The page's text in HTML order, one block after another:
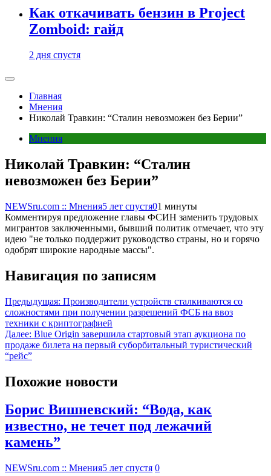
Как откачивать бензин в Project
Zomboid: гайд
2 дня спустя
Главная
Мнения
Николай Травкин: “Сталин невозможен без Берии”
Мнения
Николай Травкин: “Сталин
невозможен без Берии”
NEWSru.com :: Мнения5 лет спустя01 минуты
Комментируя предложение главы ФСИН заменить трудовых
мигрантов заключенными, бывший политик отмечает, что эту
идею "не только поддержит руководство страны, но и горячо
одобрят широкие народные массы".
Навигация по записям
Предыдущая: Производители устройств сталкиваются со
сложностями при получении разрешений ФСБ на ввоз
техники с криптографией
Далее: Blue Origin завершила стартовый этап аукциона по
продаже билета на первый суборбитальный туристический
“рейс”
Похожие новости
Борис Вишневский: “Вода, как
известно, не течет под лежачий
камень”
NEWSru.com :: Мнения5 лет спустя 0